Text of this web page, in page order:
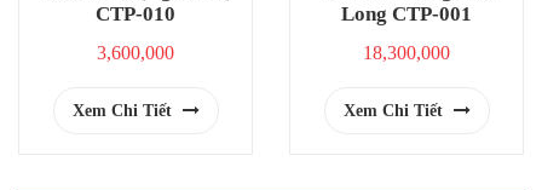
CTP-010
3,600,000
Xem Chi Tiết
Long CTP-001
18,300,000
Xem Chi Tiết